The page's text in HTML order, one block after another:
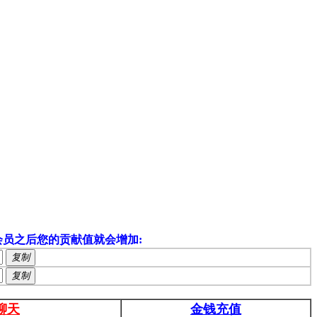
之后您的贡献值就会增加:
复制
复制
天 金钱充值